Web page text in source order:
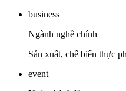
business
Ngành nghề chính
Sản xuất, chế biến thực
event